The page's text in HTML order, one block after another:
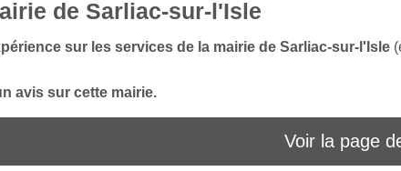
de Sarliac-sur-l'Isle
sur les services de la mairie de Sarliac-sur-l'Isle
avis sur cette mairie.
Voir la page